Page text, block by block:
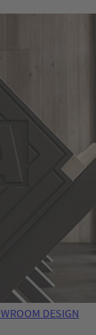
DESIGN